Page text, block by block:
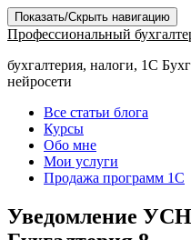
Показать/Скрыть навигацию
Профессиональный
бухгалтерия, налоги, 1С
нейросети
Все статьи блога
Курсы
Обо мне
Мои услуги
Продажа программ 1С
Уведомление